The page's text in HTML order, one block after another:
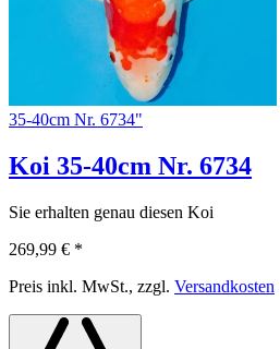
35-40cm Nr. 6734"
Koi 35-40cm Nr. 6734
Sie erhalten genau diesen Koi
269,99 € *
Preis inkl. MwSt., zzgl. Versandkosten